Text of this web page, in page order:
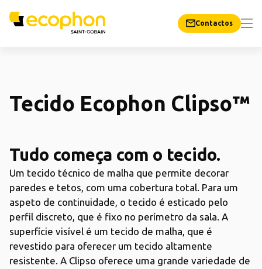
Contactos
Tecido Ecophon Clipso™
Tudo começa com o tecido.
Um tecido técnico de malha que permite decorar
paredes e tetos, com uma cobertura total. Para um
aspeto de continuidade, o tecido é esticado pelo
perfil discreto, que é fixo no perímetro da sala. A
superfície visível é um tecido de malha, que é
revestido para oferecer um tecido altamente
resistente. A Clipso oferece uma grande variedade de